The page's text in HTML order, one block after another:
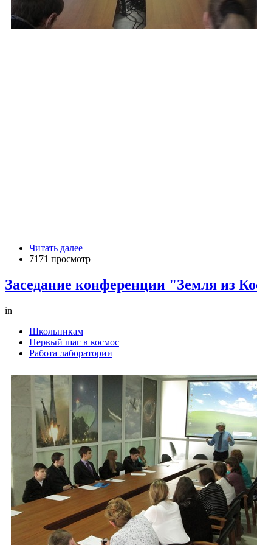
Читать далее
7171 просмотр
Заседание конференции "Земля из
in
Школьникам
Первый шаг в космос
Работа лаборатории